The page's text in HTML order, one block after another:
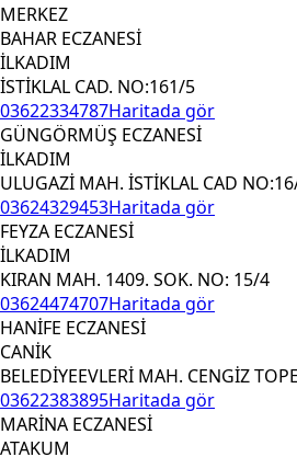
MERKEZ
BAHAR ECZANESİ
İLKADIM
İSTİKLAL CAD. NO:161/5
03622334787Haritada gör
GÜNGÖRMÜŞ ECZANESİ
İLKADIM
ULUGAZİ MAH. İSTİKLAL CAD
03624329453Haritada gör
FEYZA ECZANESİ
İLKADIM
KIRAN MAH. 1409. SOK. NO: 15/4
03624474707Haritada gör
HANİFE ECZANESİ
CANİK
BELEDİYEEVLERİ MAH. CENGİZ
03622383895Haritada gör
MARİNA ECZANESİ
ATAKUM